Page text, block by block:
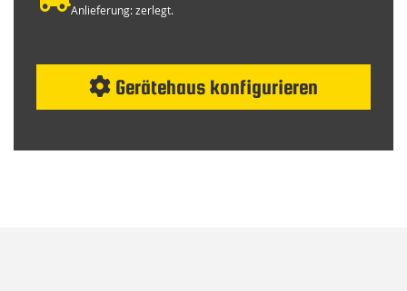
Anlieferung: zerlegt.
Gerätehaus konfigurieren